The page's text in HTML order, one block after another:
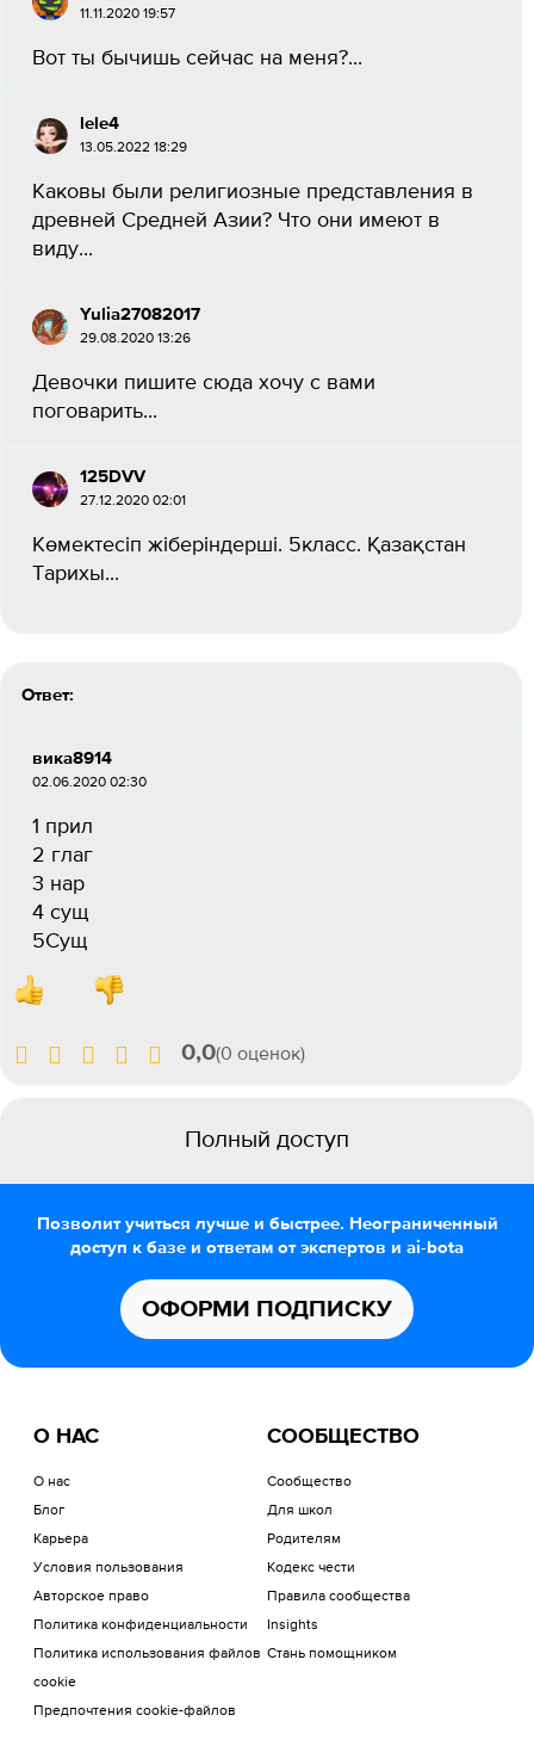
11.11.2020 19:57
Вот ты бычишь сейчас на меня?...
lele4
13.05.2022 18:29
Каковы были религиозные представления в
древней Средней Азии? Что они имеют в
виду...
Yulia27082017
29.08.2020 13:26
Девочки пишите сюда хочу с вами
поговарить...
125DVV
27.12.2020 02:01
Көмектесіп жіберіндерші. 5класс. Қазақстан
Тарихы...
Ответ:
вика8914
02.06.2020 02:30
1 прил
2 глаг
3 нар
4 сущ
5Сущ
0,0(0 оценок)
Полный доступ
Позволит учиться лучше и быстрее. Неограниченный
доступ к базе и ответам от экспертов и ai-bota
ОФОРМИ ПОДПИСКУ
О НАС
О нас
Блог
Карьера
Условия пользования
Авторское право
Политика конфиденциальности
Политика использования файлов
cookie
Предпочтения cookie-файлов
СООБЩЕСТВО
Сообщество
Для школ
Родителям
Кодекс чести
Правила сообщества
Insights
Стань помощником